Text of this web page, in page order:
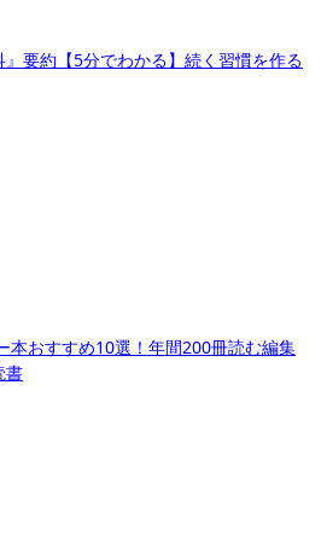
』要約【5分でわかる】続く習慣を作る
本おすすめ10選！年間200冊読む編集
書